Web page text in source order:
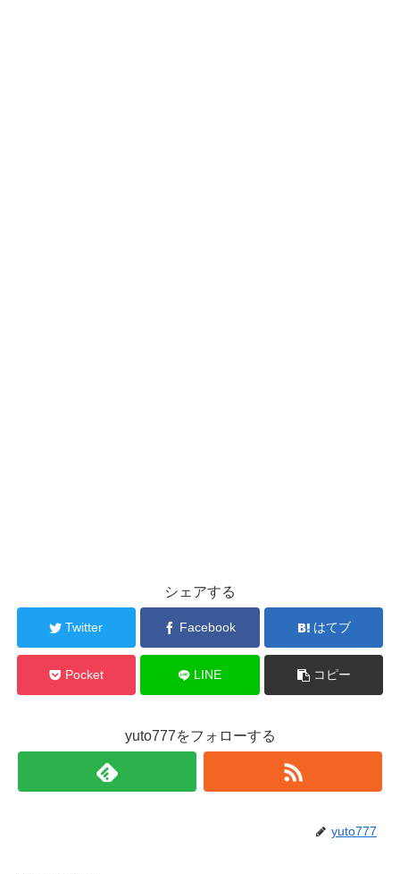
シェアする
Twitter Facebook はてブ
Pocket LINE コピー
yuto777をフォローする
yuto777